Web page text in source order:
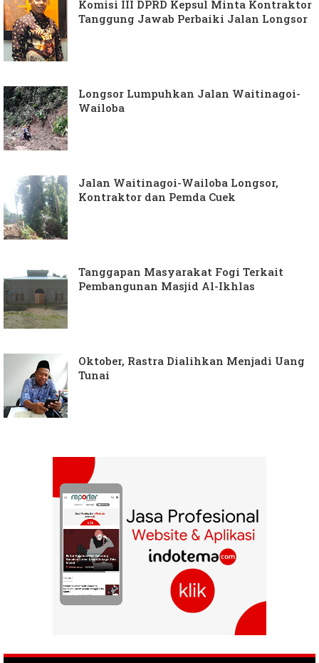
Komisi III DPRD Kepsul Minta Kontraktor
Tanggung Jawab Perbaiki Jalan Longsor
Longsor Lumpuhkan Jalan Waitinagoi-
Wailoba
Jalan Waitinagoi-Wailoba Longsor,
Kontraktor dan Pemda Cuek
Tanggapan Masyarakat Fogi Terkait
Pembangunan Masjid Al-Ikhlas
Oktober, Rastra Dialihkan Menjadi Uang
Tunai